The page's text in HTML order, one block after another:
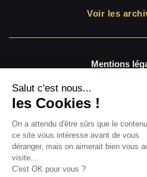
Voir les
Mentions
Nos publications
Les archives de